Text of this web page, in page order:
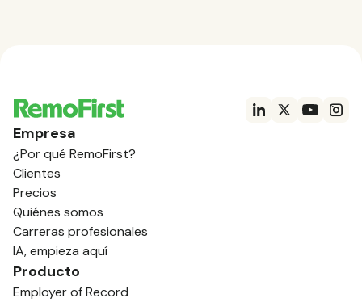
Empresa
¿Por qué RemoFirst?
Clientes
Precios
Quiénes somos
Carreras profesionales
IA, empieza aquí
Producto
Employer of Record